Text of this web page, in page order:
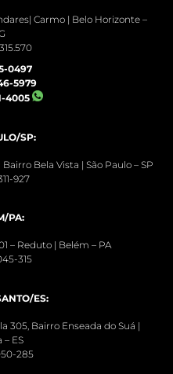
Carmo | Belo Horizonte –
0497
5979
4005
SP:
Bairro Bela Vista | São Paulo – SP
927
PA:
– Reduto | Belém – PA
315
ES:
305, Bairro Enseada do Suá |
– ES
285